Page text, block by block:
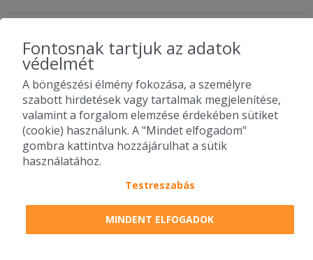
sajt sonka gomba
kukorica
allergének: glutén, laktóz
28 cm
4 450 Ft
33 cm 5 100 Ft
45 cm 7 450 Ft
Sophia pizza
füstölt-főtt tarja juhtúró
4 350 Ft
33 cm 5 000 Ft
Fontosnak tartjuk az adatok
védelmét
A böngészési élmény fokozása, a személyre
szabott hirdetések vagy tartalmak megjelenítése,
valamint a forgalom elemzése érdekében sütiket
(cookie) használunk. A "Mindet elfogadom"
gombra kattintva hozzájárulhat a sütik
használatához.
Testreszabás
MINDENT ELFOGADOK